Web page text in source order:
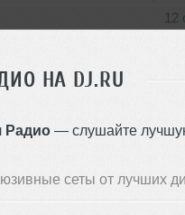
НА DJ.RU
Радио — слушайте
сеты от лучших
12
05